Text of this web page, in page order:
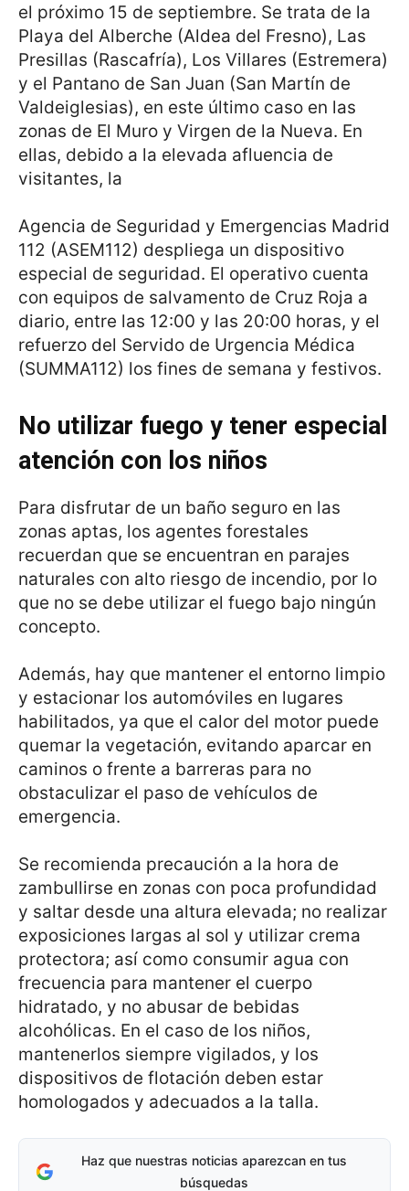
el próximo 15 de septiembre. Se trata de la
Playa del Alberche (Aldea del Fresno), Las
Presillas (Rascafría), Los Villares (Estremera)
y el Pantano de San Juan (San Martín de
Valdeiglesias), en este último caso en las
zonas de El Muro y Virgen de la Nueva. En
ellas, debido a la elevada afluencia de
visitantes, la
Agencia de Seguridad y Emergencias Madrid
112 (ASEM112) despliega un dispositivo
especial de seguridad. El operativo cuenta
con equipos de salvamento de Cruz Roja a
diario, entre las 12:00 y las 20:00 horas, y el
refuerzo del Servido de Urgencia Médica
(SUMMA112) los fines de semana y festivos.
No utilizar fuego y tener especial
atención con los niños
Para disfrutar de un baño seguro en las
zonas aptas, los agentes forestales
recuerdan que se encuentran en parajes
naturales con alto riesgo de incendio, por lo
que no se debe utilizar el fuego bajo ningún
concepto.
Además, hay que mantener el entorno limpio
y estacionar los automóviles en lugares
habilitados, ya que el calor del motor puede
quemar la vegetación, evitando aparcar en
caminos o frente a barreras para no
obstaculizar el paso de vehículos de
emergencia.
Se recomienda precaución a la hora de
zambullirse en zonas con poca profundidad
y saltar desde una altura elevada; no realizar
exposiciones largas al sol y utilizar crema
protectora; así como consumir agua con
frecuencia para mantener el cuerpo
hidratado, y no abusar de bebidas
alcohólicas. En el caso de los niños,
mantenerlos siempre vigilados, y los
dispositivos de flotación deben estar
homologados y adecuados a la talla.
Haz que nuestras noticias aparezcan en tus
búsquedas